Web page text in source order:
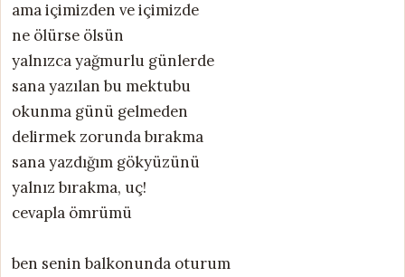
ama içimizden ve içimizde
ne ölürse ölsün
yalnızca yağmurlu günlerde
sana yazılan bu mektubu
okunma günü gelmeden
delirmek zorunda bırakma
sana yazdığım gökyüzünü
yalnız bırakma, uç!
cevapla ömrümü
ben senin balkonunda oturum